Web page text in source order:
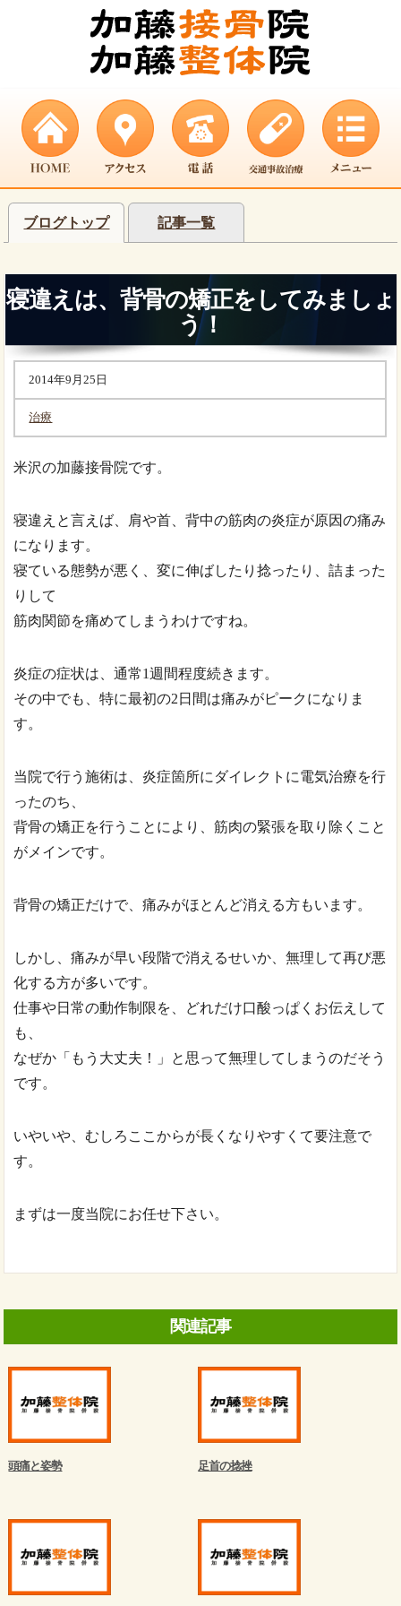
ブログトップ 記事一覧
寝違えは、背骨の矯正をしてみましょ
う！
2014年9月25日
治療
米沢の加藤接骨院です。
寝違えと言えば、肩や首、背中の筋肉の炎症が原因の痛み
になります。
寝ている態勢が悪く、変に伸ばしたり捻ったり、詰まった
りして
筋肉関節を痛めてしまうわけですね。
炎症の症状は、通常1週間程度続きます。
その中でも、特に最初の2日間は痛みがピークになりま
す。
当院で行う施術は、炎症箇所にダイレクトに電気治療を行
ったのち、
背骨の矯正を行うことにより、筋肉の緊張を取り除くこと
がメインです。
背骨の矯正だけで、痛みがほとんど消える方もいます。
しかし、痛みが早い段階で消えるせいか、無理して再び悪
化する方が多いです。
仕事や日常の動作制限を、どれだけ口酸っぱくお伝えして
も、
なぜか「もう大丈夫！」と思って無理してしまうのだそう
です。
いやいや、むしろここからが長くなりやすくて要注意で
す。
まずは一度当院にお任せ下さい。
関連記事
頭痛と姿勢 足首の捻挫